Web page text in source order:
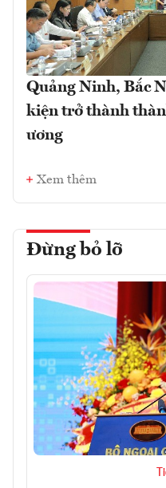
Quảng Ninh, Bắc
kiện trở thành
ương
Xem thêm
Đừng bỏ lỡ